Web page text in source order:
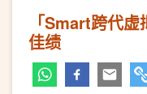
「Smart跨代
佳绩